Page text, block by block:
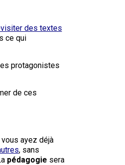
des textes
ce qui
protagonistes
de ces
ayez déjà
, sans
pédagogie sera